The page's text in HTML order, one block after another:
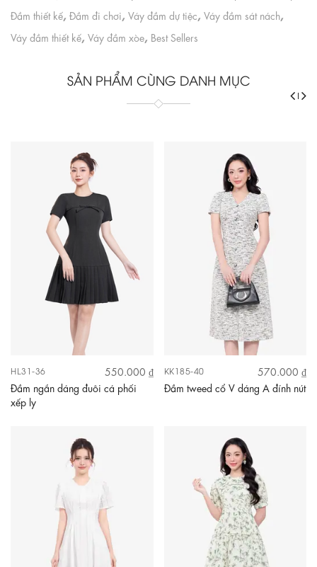
Đầm thiết kế, Đầm đi chơi, Váy đầm dự tiệc, Váy đầm sát nách,
Váy đầm thiết kế, Váy đầm xòe, Best Sellers
SẢN PHẨM CÙNG DANH MỤC
HL31-36
550.000 ₫
Đầm ngắn dáng đuôi cá phối
xếp ly
KK185-40
570.000 ₫
Đầm tweed cổ V dáng A đính nút